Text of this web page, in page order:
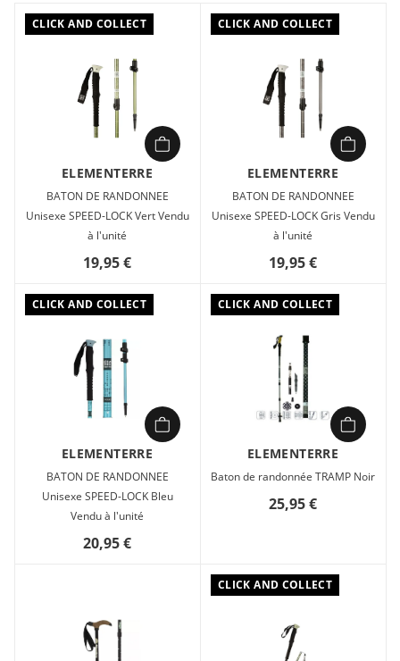
BATON DE RANDONNEE Unisexe Elementerre SPEED-LOCK
Ajustable de 65 à 135 cm
CLICK AND COLLECT
ELEMENTERRE
BATON DE RANDONNEE
Unisexe SPEED-LOCK Vert Vendu
à l'unité
19,95 €
CLICK AND COLLECT
ELEMENTERRE
BATON DE RANDONNEE
Unisexe SPEED-LOCK Gris Vendu
à l'unité
19,95 €
CLICK AND COLLECT
ELEMENTERRE
BATON DE RANDONNEE
Unisexe SPEED-LOCK Bleu
Vendu à l'unité
20,95 €
CLICK AND COLLECT
ELEMENTERRE
Baton de randonnée TRAMP Noir
25,95 €
CLICK AND COLLECT